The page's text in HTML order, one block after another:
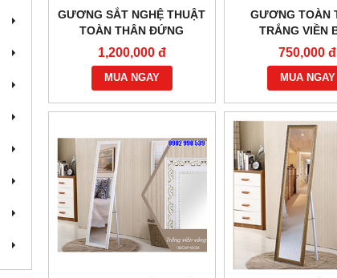
GƯƠNG SẮT NGHỆ THUẬT
TOÀN THÂN ĐỨNG
1,200,000 đ
MUA NGAY
GƯƠNG TOÀN
TRẮNG VIỀN
750,000 đ
MUA NGAY